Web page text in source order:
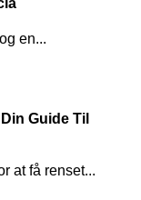
en...
Guide Til
at få renset...